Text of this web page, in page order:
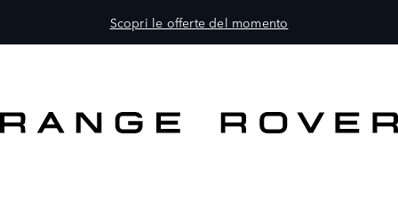
Scopri le offerte del momento